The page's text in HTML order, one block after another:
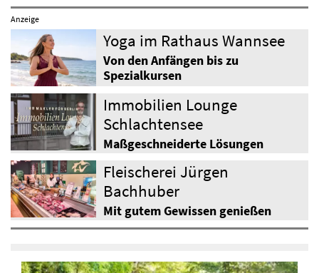
Anzeige
Yoga im Rathaus Wannsee
Von den Anfängen bis zu
Spezialkursen
Immobilien Lounge
Schlachtensee
Maßgeschneiderte Lösungen
Fleischerei Jürgen
Bachhuber
Mit gutem Gewissen genießen